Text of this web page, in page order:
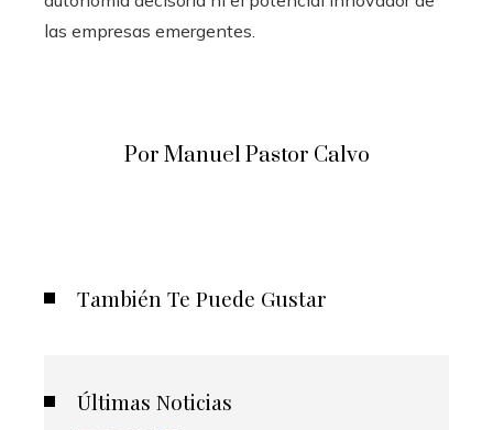
las empresas emergentes.
Por Manuel Pastor Calvo
También Te Puede Gustar
Últimas Noticias